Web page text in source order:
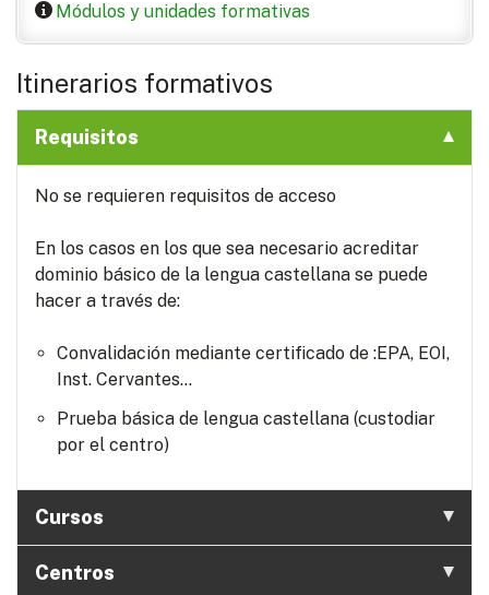
Módulos y unidades formativas
Itinerarios formativos
Requisitos
No se requieren requisitos de acceso
En los casos en los que sea necesario acreditar
dominio básico de la lengua castellana se puede
hacer a través de:
Convalidación mediante certificado de :EPA, EOI,
Inst. Cervantes...
Prueba básica de lengua castellana (custodiar
por el centro)
Cursos
Centros